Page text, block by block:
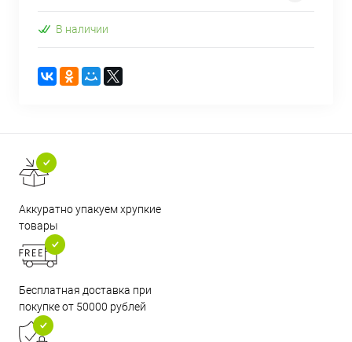
В наличии
Аккуратно упакуем хрупкие
товары
Бесплатная доставка при
покупке от 50000 рублей